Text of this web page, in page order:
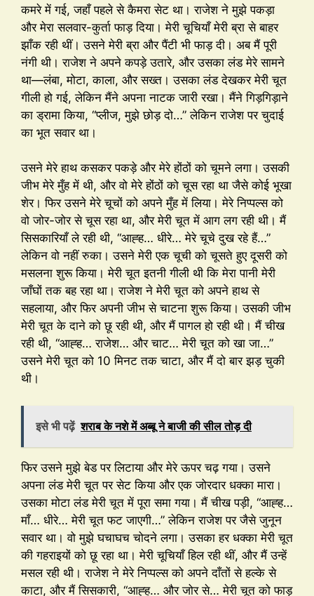
कमरे में गई, जहाँ पहले से कैमरा सेट था। राजेश ने मुझे पकड़ा
और मेरा सलवार-कुर्ता फाड़ दिया। मेरी चूचियाँ मेरी ब्रा से बाहर
झाँक रही थीं। उसने मेरी ब्रा और पैंटी भी फाड़ दी। अब मैं पूरी
नंगी थी। राजेश ने अपने कपड़े उतारे, और उसका लंड मेरे सामने
था—लंबा, मोटा, काला, और सख्त। उसका लंड देखकर मेरी चूत
गीली हो गई, लेकिन मैंने अपना नाटक जारी रखा। मैंने गिड़गिड़ाने
का ड्रामा किया, “प्लीज, मुझे छोड़ दो…” लेकिन राजेश पर चुदाई
का भूत सवार था।
उसने मेरे हाथ कसकर पकड़े और मेरे होंठों को चूमने लगा। उसकी
जीभ मेरे मुँह में थी, और वो मेरे होंठों को चूस रहा था जैसे कोई भूखा
शेर। फिर उसने मेरे चूचों को अपने मुँह में लिया। मेरे निप्पल्स को
वो जोर-जोर से चूस रहा था, और मेरी चूत में आग लग रही थी। मैं
सिसकारियाँ ले रही थी, “आह्ह… धीरे… मेरे चूचे दुख रहे हैं…”
लेकिन वो नहीं रुका। उसने मेरी एक चूची को चूसते हुए दूसरी को
मसलना शुरू किया। मेरी चूत इतनी गीली थी कि मेरा पानी मेरी
जाँघों तक बह रहा था। राजेश ने मेरी चूत को अपने हाथ से
सहलाया, और फिर अपनी जीभ से चाटना शुरू किया। उसकी जीभ
मेरी चूत के दाने को छू रही थी, और मैं पागल हो रही थी। मैं चीख
रही थी, “आह्ह… राजेश… और चाट… मेरी चूत को खा जा…”
उसने मेरी चूत को 10 मिनट तक चाटा, और मैं दो बार झड़ चुकी
थी।
इसे भी पढ़ें शराब के नशे में अब्बू ने बाजी की सील तोड़ दी
फिर उसने मुझे बेड पर लिटाया और मेरे ऊपर चढ़ गया। उसने
अपना लंड मेरी चूत पर सेट किया और एक जोरदार धक्का मारा।
उसका मोटा लंड मेरी चूत में पूरा समा गया। मैं चीख पड़ी, “आह्ह…
माँ… धीरे… मेरी चूत फट जाएगी…” लेकिन राजेश पर जैसे जुनून
सवार था। वो मुझे घचाघच चोदने लगा। उसका हर धक्का मेरी चूत
की गहराइयों को छू रहा था। मेरी चूचियाँ हिल रही थीं, और मैं उन्हें
मसल रही थी। राजेश ने मेरे निप्पल्स को अपने दाँतों से हल्के से
काटा, और मैं सिसकारी, “आह्ह… और जोर से… मेरी चूत को फाड़